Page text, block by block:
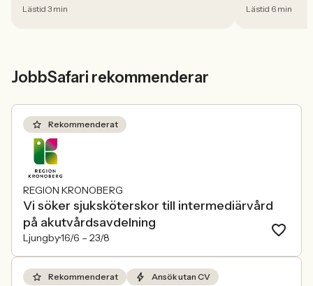
april minskade antalet jobbannonser i
Lästid 3 min Lästid 6 min
JobbSafari rekommenderar
Rekommenderat
REGION KRONOBERG
Vi söker sjuksköterskor till intermediärvård
på akutvårdsavdelning
Ljungby16/6 – 23/8
Rekommenderat Ansök utan CV